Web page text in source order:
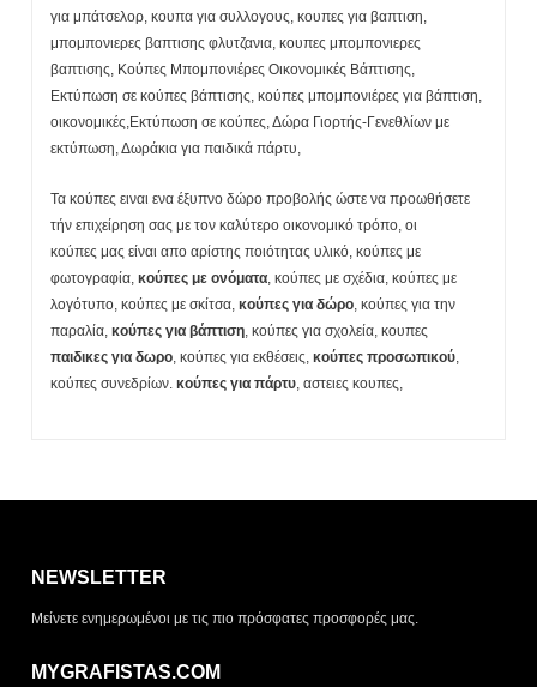
για μπάτσελορ, κουπα για συλλογους, κουπες για βαπτιση,
μπομπονιερες βαπτισης φλυτζανια, κουπες μπομπονιερες
βαπτισης, Κούπες Μπομπονιέρες Οικονομικές Βάπτισης,
Eκτύπωση σε κούπες βάπτισης, κούπες μπομπονιέρες για βάπτιση,
οικονομικές,Εκτύπωση σε κούπες, Δώρα Γιορτής-Γενεθλίων με
εκτύπωση, Δωράκια για παιδικά πάρτυ,
Τα κούπες ειναι ενα έξυπνο δώρο προβολής ώστε να προωθήσετε
τήν επιχείρηση σας με τον καλύτερο οικονομικό τρόπο, οι
κούπες μας είναι απο αρίστης ποιότητας υλικό, κούπες με
φωτογραφία,κούπες με ονόματα , κούπες με σχέδια, κούπες με
λογότυπο, κούπες με σκίτσα,κούπες για δώρο , κούπες για την
παραλία,κούπες για βάπτιση , κούπες για σχολεία, κουπες
παιδικες για δωρο , κούπες για εκθέσεις,κούπες προσωπικού
κούπες συνεδρίων.κούπες για πάρτυ , αστειες κουπες,
NEWSLETTER
Μείνετε ενημερωμένοι με τις πιο πρόσφατες προσφορές μας.
MYGRAFISTAS.COM
ΤΡΌΠΟΣ ΠΑΡΆΔΟΣΗΣ